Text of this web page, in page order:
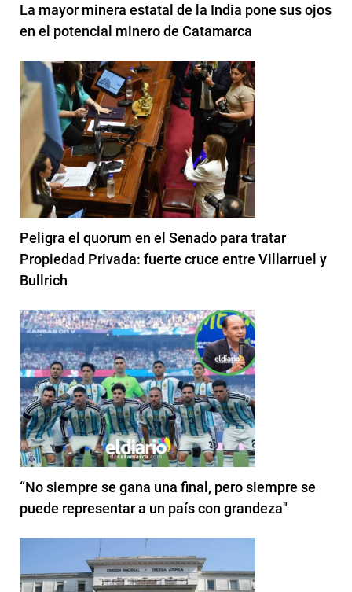
La mayor minera estatal de la India pone sus ojos
en el potencial minero de Catamarca
Peligra el quorum en el Senado para tratar
Propiedad Privada: fuerte cruce entre Villarruel y
Bullrich
“No siempre se gana una final, pero siempre se
puede representar a un país con grandeza"